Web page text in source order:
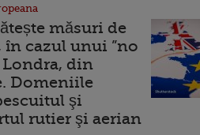
măsuri de
în cazul unui ”no
Londra, din
Domeniile
şi
rutier şi aerian